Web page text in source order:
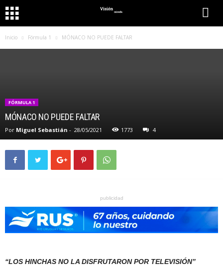
Inicio Fórmula 1 MÓNACO NO PUEDE FALTAR
FÓRMULA 1
MÓNACO NO PUEDE FALTAR
Por Miguel Sebastián - 28/05/2021 1773 4
publicidad
“LOS HINCHAS NO LA DISFRUTARON POR TELEVISIÓN”